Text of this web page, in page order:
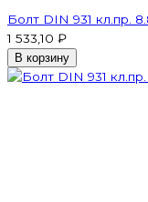
Болт DIN 931 кл.пр.
1 533,10 ₽
В корзину